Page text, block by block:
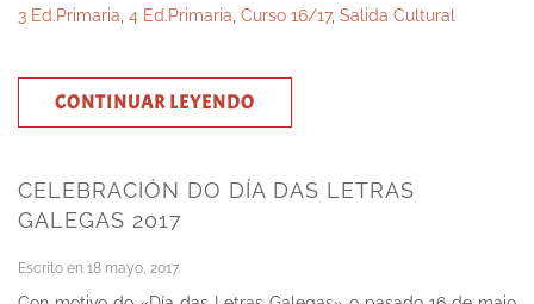
3 Ed.Primaria 4 Ed.Primaria Curso 16/17, Salida Cultural
CONTINUAR LEYENDO
CELEBRACIÓN DO DÍA DAS LETRAS
GALEGAS 2017
Escrito en 18 mayo, 2017.